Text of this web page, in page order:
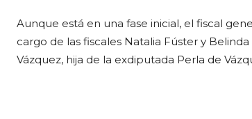
Aunque está en una fase inicial, el fiscal
cargo de las fiscales Natalia Fúster y
Vázquez, hija de la exdiputada Perla de